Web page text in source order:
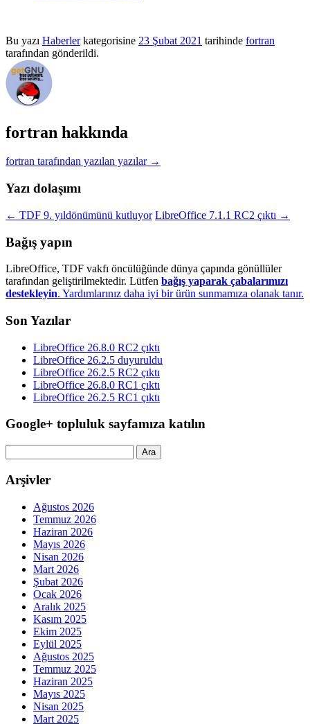
Bu yazı Haberlerkategorisine 23 Şubat 2021 tarihinde fortran
tarafından gönderildi.
fortran hakkında
fortran tarafından yazılan yazılar →
Yazı dolaşımı
← TDF 9. yıldönümünü kutluyor LibreOffice 7.1.1 RC2 çıktı →
Bağış yapın
LibreOffice, TDF vakfı öncülüğünde dünya çapında gönüllüler
tarafından geliştirilmektedir. Lütfen bağış yaparak çabalarımızı
destekleyin. Yardımlarınız daha iyi bir ürün sunmamıza olanak tanır.
Son Yazılar
LibreOffice 26.8.0 RC2 çıktı
LibreOffice 26.2.5 duyuruldu
LibreOffice 26.2.5 RC2 çıktı
LibreOffice 26.8.0 RC1 çıktı
LibreOffice 26.2.5 RC1 çıktı
Google+ topluluk sayfamıza katılın
Arşivler
Ağustos 2026
Temmuz 2026
Haziran 2026
Mayıs 2026
Nisan 2026
Mart 2026
Şubat 2026
Ocak 2026
Aralık 2025
Kasım 2025
Ekim 2025
Eylül 2025
Ağustos 2025
Temmuz 2025
Haziran 2025
Mayıs 2025
Nisan 2025
Mart 2025